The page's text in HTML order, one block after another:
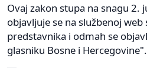
Ovaj zakon stupa na snagu 2.
objavljuje se na službenoj
predstavnika i odmah se
glasniku Bosne i Hercegovine".